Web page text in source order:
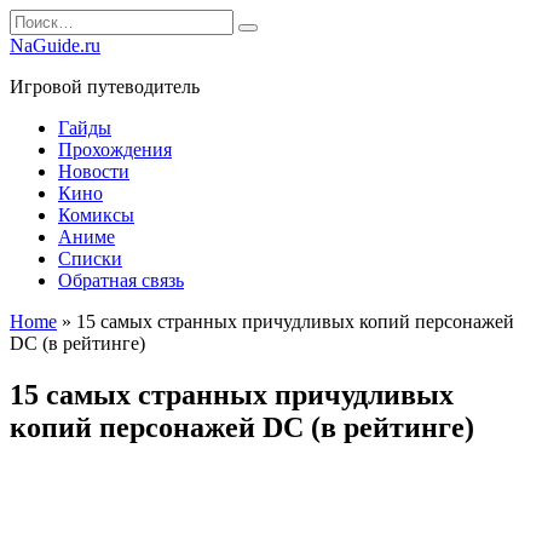
Перейти
к
Search
for:
NaGuide.ru
Игровой путеводитель
Гайды
Прохождения
Новости
Кино
Комиксы
Аниме
Списки
Обратная связь
Home » 15 самых странных причудливых копий персонажей
DC (в рейтинге)
15 самых странных причудливых
копий персонажей DC (в рейтинге)